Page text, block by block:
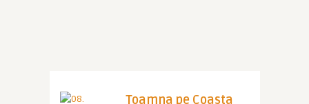
Toamna pe Coasta